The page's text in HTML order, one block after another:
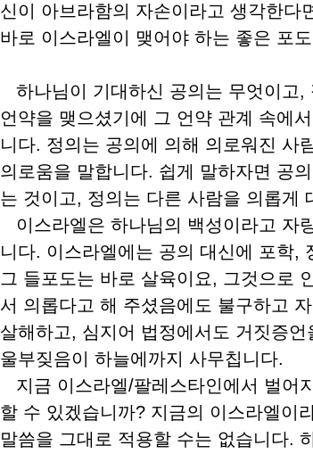
신이 아브라함의 자손이라고 생각한다
바로 이스라엘이 맺어야 하는 좋은 포
하나님이 기대하신 공의는 무엇이고,
언약을 맺으셨기에 그 언약 관계 속에
니다. 정의는 공의에 의해 의로워진 사
의로움을 말합니다. 쉽게 말하자면 공
는 것이고, 정의는 다른 사람을 의롭게
이스라엘은 하나님의 백성이라고 자
니다. 이스라엘에는 공의 대신에 포학,
그 들포도는 바로 살육이요, 그것으로
서 의롭다고 해 주셨음에도 불구하고
살해하고, 심지어 법정에서도 거짓증
울부짖음이 하늘에까지 사무칩니다.
지금 이스라엘/팔레스타인에서 벌어
할 수 있겠습니까? 지금의 이스라엘이
말씀을 그대로 적용할 수는 없습니다.